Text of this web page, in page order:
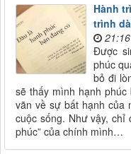
Hành
trình
Được
phúc
bỏ đi
sẽ thấy mình hạnh
vãn về sự bất hạnh của
cuộc sống. Như vậy, chỉ
phúc” của chính mình…